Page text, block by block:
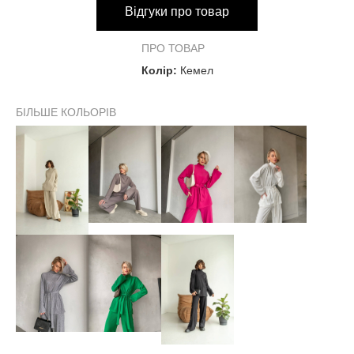
Довжина виробу по
68 см
Довжина рукава
Ширина рукава внизу 17 см 17 см
БРЮКИ:
Обхват талії 62-82 см
Обхват стегон від 92 см
Довжина виробу 103 см
Відгуки про товар
ПРО ТОВАР
Колір: Кемел
БІЛЬШЕ КОЛЬОРІВ